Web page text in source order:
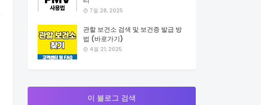
7월 28, 2025
관할 보건소 검색 및 보건증 발급 방
법 (바로가기)
4월 21, 2025
이 블로그 검색